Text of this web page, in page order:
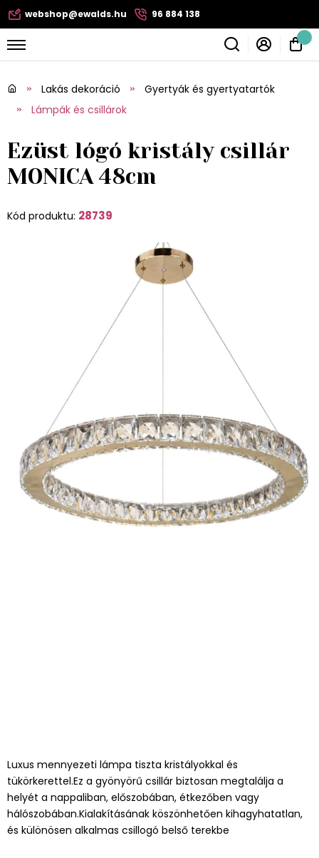
webshop@ewalds.hu 96 884 138
Lakás dekoráció
Gyertyák és gyertyatartók
Lámpák és csillárok
Ezüst lógó kristály csillár
MONICA 48cm
Kód produktu: 28739
Luxus mennyezeti lámpa tiszta kristályokkal és
tükörkerettel.Ez a gyönyörű csillár biztosan megtalálja a
helyét a nappaliban, előszobában, étkezőben vagy
hálószobában.Kialakításának köszönhetően kihagyhatatlan,
és különösen alkalmas csillogó belső terekbe